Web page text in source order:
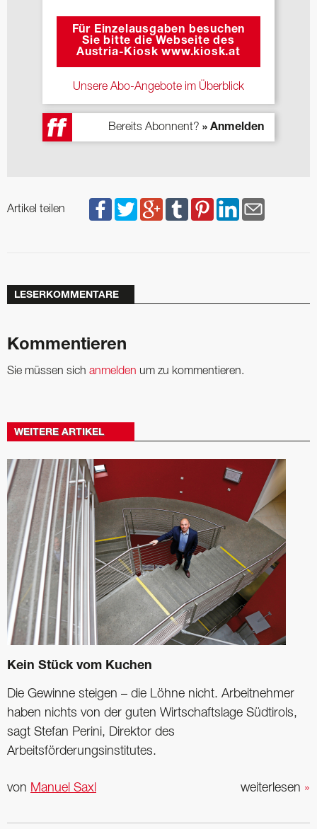
Für Einzelausgaben besuchen
Sie bitte die Webseite des
Austria-Kiosk www.kiosk.at
Unsere Abo-Angebote im Überblick
Bereits Abonnent? » Anmelden
Artikel teilen
LESERKOMMENTARE
Kommentieren
Sie müssen sich anmelden um zu kommentieren.
WEITERE ARTIKEL
Kein Stück vom Kuchen
Die Gewinne steigen – die Löhne nicht. Arbeitnehmer
haben nichts von der guten ­Wirtschaftslage Südtirols,
sagt Stefan Perini, Direktor des
Arbeitsförderungsinstitutes.
weiterlesen »
von Manuel Saxl